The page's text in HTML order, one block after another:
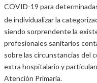
COVID-19 para
de individualizar la
siendo sorprendente la
profesionales sanitarios
sobre las circunstancias del
extra hospitalario y
Atención Primaria.